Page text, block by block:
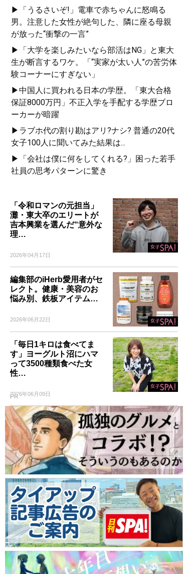
▶「うるさいぞ!」電車で赤ちゃんに怒鳴る
男。注意した女性が絶句した、隣に座る母親
が放った“衝撃の一言”
▶「大学を楽しみたいなら部活はNG」と東大
生が断言するワケ。「“実家が太い人”の苦労体
験コーナーにすぎない」
▶中国人に買われる日本の学歴。「東大合格
保証8000万円」不正入学を手配する学歴ブロ
ーカーが暗躍
▶ラブホ代の割り勘はアリ?ナシ? 普通の20代
女子100人に聞いてみた結果は...
▶「会社は僕に何をしてくれる?」困った若手
社員の思考パターンに驚き
「令和ロマンの元担当」
灘・東大卒のエリートが
吉本興業を選んだ“意外な
理…
2026年04月17日
編集部のiHerb愛用者がセ
レクト。健康・美容のお
悩み別、鉄板アイテム…
2026年06月22日
「毎日1キロは食べてま
す」ヨーグルト沼にハマ
って3500種類食べた女
性…
2026年06月09日
PR